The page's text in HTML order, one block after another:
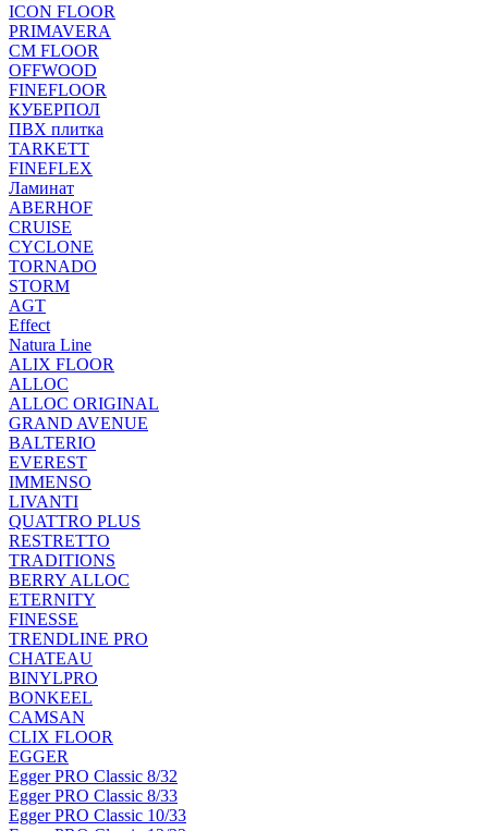
ICON FLOOR
PRIMAVERA
CM FLOOR
OFFWOOD
FINEFLOOR
КУБЕРПОЛ
ПВХ плитка
TARKETT
FINEFLEX
Ламинат
ABERHOF
CRUISE
CYCLONE
TORNADO
STORM
AGT
Effect
Natura Line
ALIX FLOOR
ALLOC
ALLOC ORIGINAL
GRAND AVENUE
BALTERIO
EVEREST
IMMENSO
LIVANTI
QUATTRO PLUS
RESTRETTO
TRADITIONS
BERRY ALLOC
ETERNITY
FINESSE
TRENDLINE PRO
CHATEAU
BINYLPRO
BONKEEL
CAMSAN
CLIX FLOOR
EGGER
Egger PRO Classic 8/32
Egger PRO Classic 8/33
Egger PRO Classic 10/33